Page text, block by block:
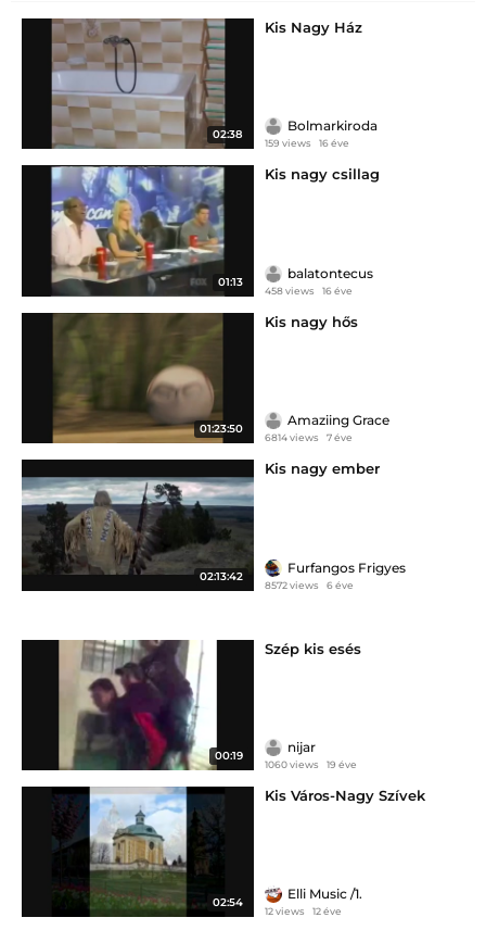
02:38
Kis Nagy Ház
Bolmarkiroda
159 views 16 éve
01:13
Kis nagy csillag
balatontecus
458 views 16 éve
01:23:50
Kis nagy hős
Amaziing Grace
6814 views 7 éve
02:13:42
Kis nagy ember
Furfangos Frigyes
8572 views 6 éve
00:19
Szép kis esés
nijar
1060 views 19 éve
02:54
Kis Város-Nagy Szívek
Elli Music /1.
12 views 12 éve